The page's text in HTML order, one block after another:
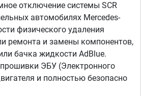
отключение системы SCR
автомобилях Mercedes-
физического удаления
ремонта и замены компонентов,
бачка жидкости AdBlue.
ЭБУ (Электронного
и полностью безопасно